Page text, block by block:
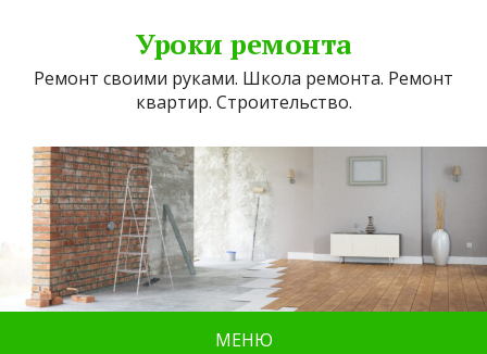
Уроки ремонта
Ремонт своими руками. Школа ремонта. Ремонт
квартир. Строительство.
МЕНЮ